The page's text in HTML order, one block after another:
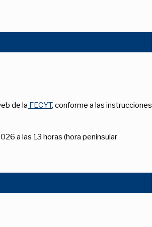
de la FECYT, conforme a las instrucciones
a las 13 horas (hora peninsular